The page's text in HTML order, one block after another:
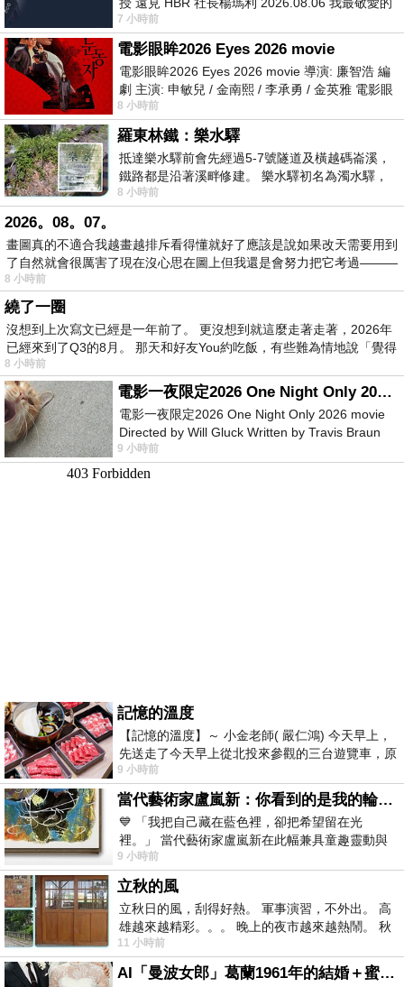
老闆、遠見．天下文化創辦人高希均教
7 小時前
電影眼眸2026 Eyes 2026 movie
電影眼眸2026 Eyes 2026 movie 導演: 廉智浩 編
劇 主演: 申敏兒 / 金南熙 / 李承勇 / 金英雅 電影眼
眸2026描述攝影師徐珍因遺
8 小時前
羅東林鐵：樂水驛
抵達樂水驛前會先經過5-7號隧道及橫越碼崙溪，
鐵路都是沿著溪畔修建。 樂水驛初名為濁水驛，
但因與臺鐵集集線車站同名，於1953
8 小時前
2026。08。07。
畫圖真的不適合我越畫越排斥看得懂就好了應該是說如果改天需要用到
了自然就會很厲害了現在沒心思在圖上但我還是會努力把它考過———
8 小時前
繞了一圈
沒想到上次寫文已經是一年前了。 更沒想到就這麼走著走著，2026年
已經來到了Q3的8月。 那天和好友You約吃飯，有些難為情地說「覺得
8 小時前
電影一夜限定2026 One Night Only 2026 movie
電影一夜限定2026 One Night Only 2026 movie
Directed by Will Gluck Written by Travis Braun
Starring Monica Barbaro
9 小時前
記憶的溫度
【記憶的溫度】～ 小金老師( 嚴仁鴻) 今天早上，
先送走了今天早上從北投來參觀的三台遊覽車，原
以為展場已經差不多要安靜下來，卻發
9 小時前
當代藝術家盧嵐新：你看到的是我的輪廓，還是你的故事？——藏在藍色裡的希望與光
💙 「我把自己藏在藍色裡，卻把希望留在光
裡。」 當代藝術家盧嵐新在此幅兼具童趣靈動與
抽象韻味的新作中，用湛藍的羽翼般色塊包覆著
9 小時前
立秋的風
立秋日的風，刮得好熱。 軍事演習，不外出。 高
雄越來越精彩。。。 晚上的夜市越來越熱鬧。 秋
天的風刮得很熱 夜遊消暑熱。。。
11 小時前
AI「曼波女郎」葛蘭1961年的結婚＋蜜月旅行 #戀上老電影 #葛蘭 #粟子